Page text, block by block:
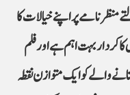
منظرنامے پر اپنے خیالات کا
کا کردار بہت اہم ہے اور فلم
والے کو ایک متوازن نقطہ